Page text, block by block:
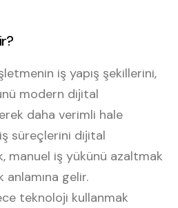
iş yapış şekillerini,
modern dijital
daha verimli hale
süreçlerini dijital
manuel iş yükünü azaltmak
gelir.
teknoloji kullanmak